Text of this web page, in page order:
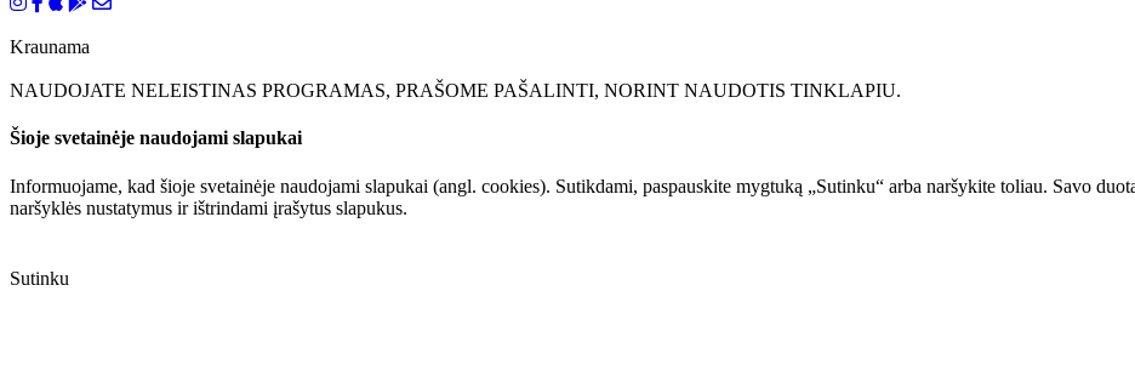
Kraunama
NAUDOJATE NELEISTINAS PROGRAMAS, PRAŠOME PAŠALINTI, NORINT NAUDOTIS TINKLAPIU.
Šioje svetainėje naudojami slapukai
Informuojame, kad šioje svetainėje naudojami slapukai (angl. cookies). Sutikdami, paspauskite mygtuką „Sutinku“ arba naršykite toliau. Savo
naršyklės nustatymus ir ištrindami įrašytus slapukus.
Sutinku